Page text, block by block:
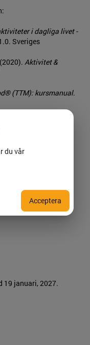
i dagliga livet -
Sveriges
Aktivitet &
(TTM): kursmanual.
leg.
leg. arbetsterapeut.
19 januari, 2027.
du vår
Acceptera